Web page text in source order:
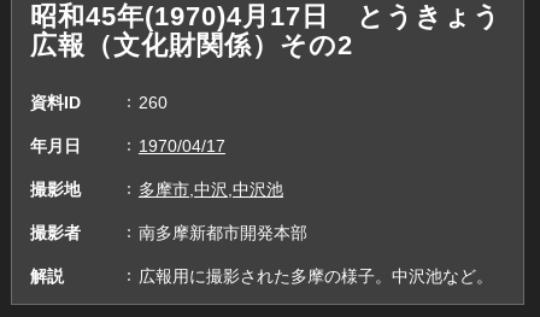
昭和45年(1970)4月17日 とうきょう
広報（文化財関係）その2
資料ID 260
年月日 1970/04/17
撮影地 多摩市,中沢,中沢池
撮影者 南多摩新都市開発本部
解説 広報用に撮影された多摩の様子。中沢池など。